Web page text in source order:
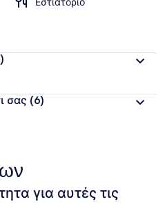
σας (6)
για αυτές τις